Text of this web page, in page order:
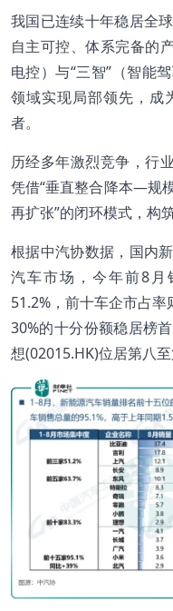
我国已连续十年稳居全
自主可控、体系完备的
电控）与“三智”（智能
领域实现局部领先，成
者。
历经多年激烈竞争，行
凭借“垂直整合降本—规
再扩张”的闭环模式，构
根据中汽协数据，国内
汽车市场，今年前8
51.2%，前十车企市占
30%的十分份额稳居榜
想(02015.HK)位居第八至